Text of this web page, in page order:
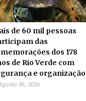
de 60 mil pessoas
das
dos 178
de Rio Verde com
e organização
06, 2026